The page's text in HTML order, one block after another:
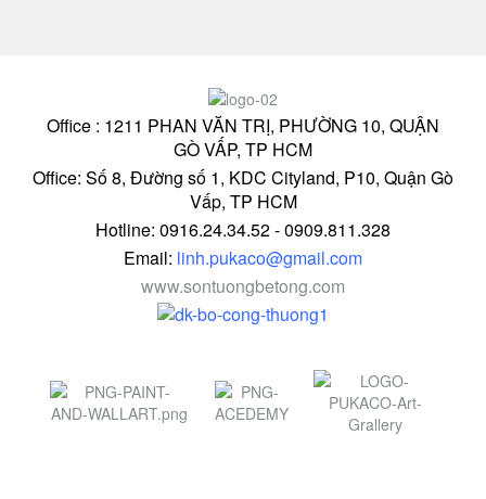
Office : 1211 PHAN VĂN TRỊ, PHƯỜNG 10, QUẬN
GÒ VẤP, TP HCM
Office: Số 8, Đường số 1, KDC Cityland, P10, Quận Gò
Vấp, TP HCM
Hotline: 0916.24.34.52 - 0909.811.328
Email: linh.pukaco@gmail.com
www.sontuongbetong.com